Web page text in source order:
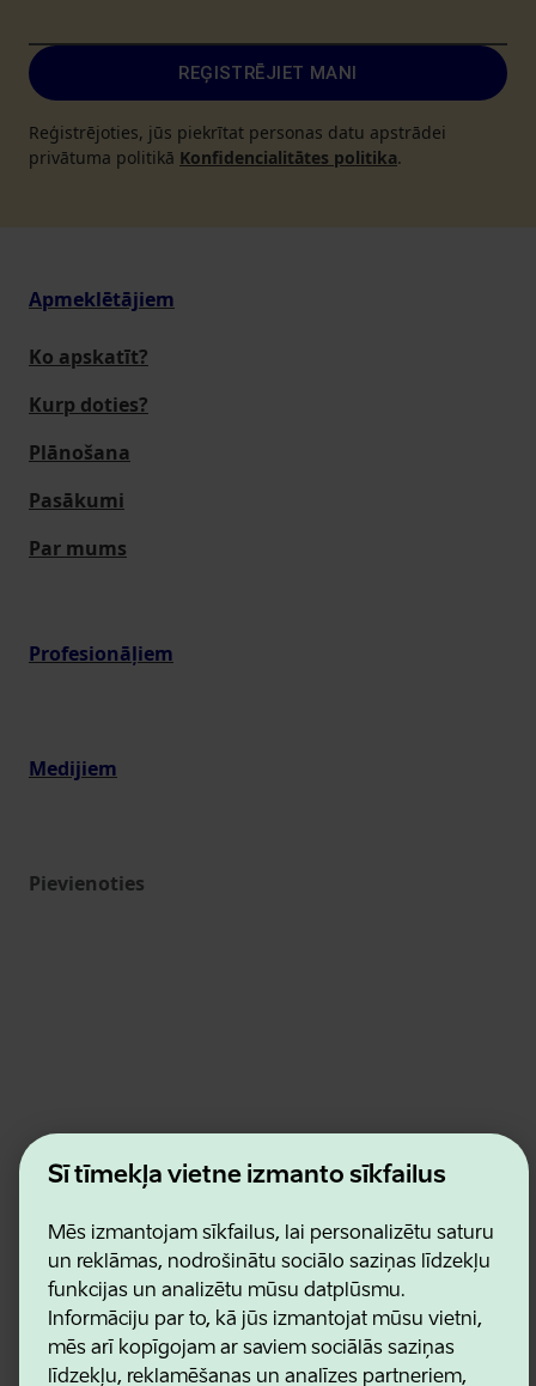
Šī tīmekļa vietne izmanto sīkfailus
Mēs izmantojam sīkfailus, lai personalizētu saturu
un reklāmas, nodrošinātu sociālo saziņas līdzekļu
funkcijas un analizētu mūsu datplūsmu.
Informāciju par to, kā jūs izmantojat mūsu vietni,
mēs arī kopīgojam ar saviem sociālās saziņas
līdzekļu, reklamēšanas un analīzes partneriem,
REĢISTRĒJIET MANI
Reģistrējoties, jūs piekrītat personas datu apstrādei
privātuma politikā Konfidencialitātes politika.
Apmeklētājiem
Ko apskatīt?
Kurp doties?
Plānošana
Pasākumi
Par mums
Profesionāļiem
Medijiem
Pievienoties
Estonian Business and Innovation Agency
Kontakti
Lietošanas noteikumi
Sīkdatņu un konfidencialitātes politika